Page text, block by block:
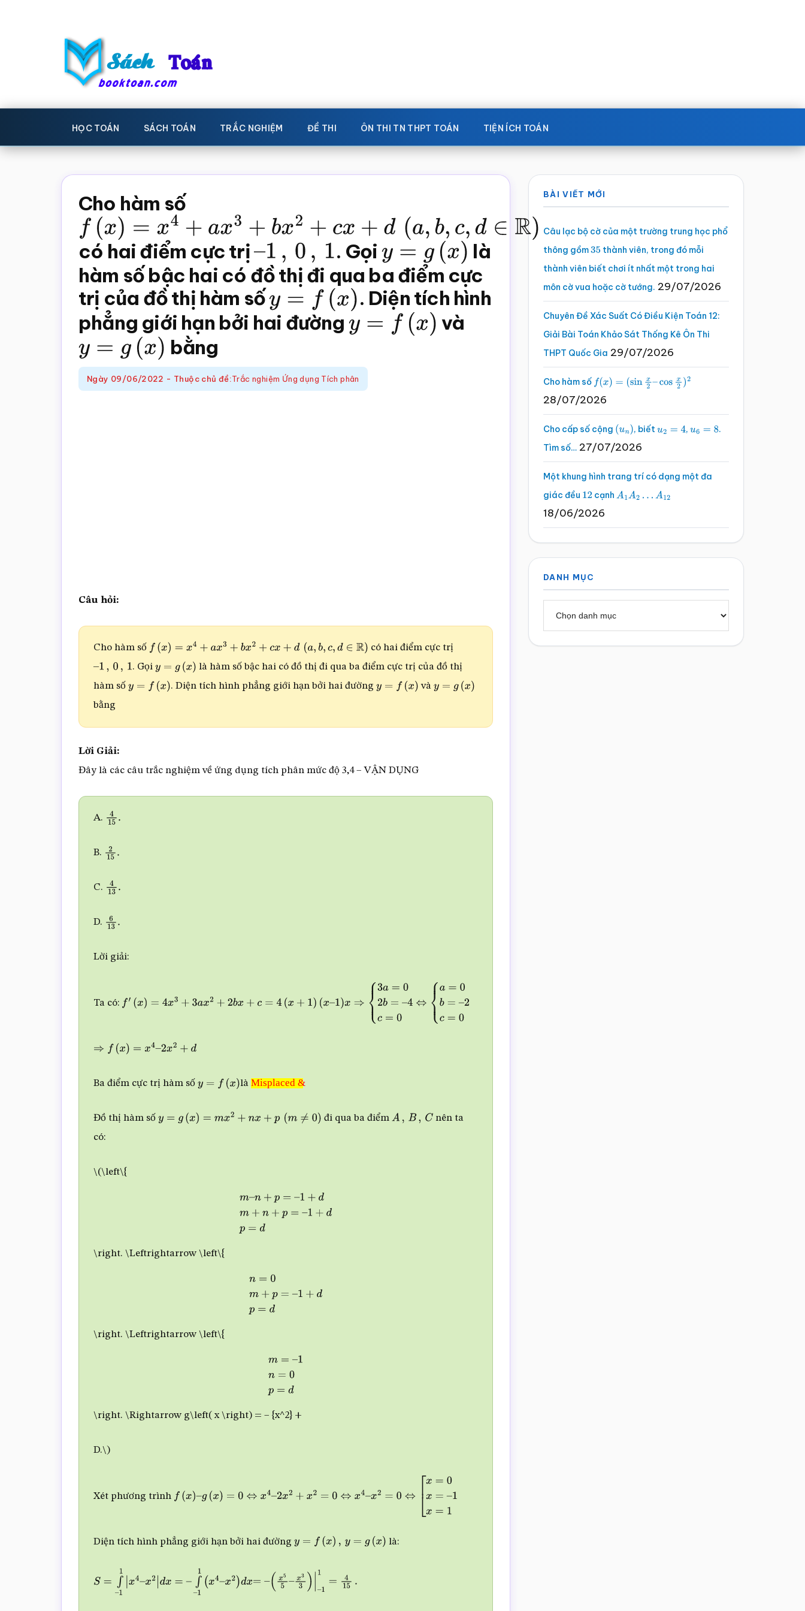
Sách
Toán
-
Học
toán
Học
toán,
toán,
Sách
khoa
Toán,
trắc
nghiệm
Toán
online
HỌC TOÁN SÁCH TOÁN TRẮC NGHIỆM ĐỀ THI ÔN THI TN THPT TOÁN TIỆN ÍCH TOÁN
Cho hàm số
f( x)= x4 +ax3+bx2 +c x+d (a ,b,c,d∈ R)
có hai điểm cực trị–1, 0 ,1 . Gọi y=g (x )
là
hàm số bậc hai có đồ thị đi qua ba điểm cực
trị của đồ thị hàm sốy=f( x)
. Diện tích hình
phẳng giới hạn bởi hai đường y=f( x)
và
y=g (x ) bằng
Ngày 09/06/2022 - Thuộc chủ đề:Trắc nghiệm Ứng dụng Tích phân
Câu hỏi:
Cho hàm số f( x)= x4+a + bx2 c x+d a b,c, d ∈R ) có hai điểm cực trị
1 0 1 . Gọi y =g (x )
là hàm số bậc hai có đồ thị đi qua ba điểm cực trị của đồ thị
hàm số y =f( x . Diện tích hình phẳng giới hạn bởi hai đường y =f( x) và y =g (x )
bằng
Lời Giải:
Đây là các câu trắc nghiệm về ứng dụng tích phân mức độ 3,4 – VẬN DỤNG
A. 415.
B. 215.
C. 413.
D. 613.
Lời giải:
Ta có: f′ x)= 4x3 +3 2 +2bx c =4(x+ 1 )( x–1 )x⇒ 3 =0 2b =–4c =0 ⇔ a= 0b –2 c= 0
⇒f (x )=x4 –2 x2 d
Ba điểm cực trị hàm số y =f( x là Misplaced &
Misplaced
Đồ thị hàm số y =g (x )=mx2 +nx p m≠ 0 đi qua ba điểm A, B ,C
nên ta
có:
\(\left\{
p= –1 + dm+ + = –1
\right. \Leftrightarrow \left\{
=0 m +p
\right. \Leftrightarrow \left\{
=–1 n= p
\right. \Rightarrow g\left( x \right) = – {x^2} +
D.\)
Xét phương trình f( x)–g (x )=0 ⇔ x4 –2x 2+ 2=0 ⇔ x4 x2=0 ⇔[ x= x= –1x= 1
Diện tích hình phẳng giới hạn bởi hai đường y x ,y= g (x là:
S=∫– 11 |x4 x2 dx= –∫– 1( 4– )d x x5 5– 3 |– 1 15.
Sidebar
chính
BÀI VIẾT MỚI
Câu lạc bộ cờ của một trường trung học phổ
thông gồm35 thành viên, trong đó mỗi
thành viên biết chơi ít nhất một trong hai
môn cờ vua hoặc cờ tướng. 29/07/2026
Chuyên Đề Xác Suất Có Điều Kiện Toán 12:
Giải Bài Toán Khảo Sát Thống Kê Ôn Thi
THPT Quốc Gia 29/07/2026
Cho hàm số f(x)=(sinx2 –cosx2 )2
28/07/2026
Cho cấp số cộng (un), biếtu2 =4 , u6 =8
.
Tìm số… 27/07/2026
Một khung hình trang trí có dạng một đa
giác đều 12 cạnh A1A2…A 12
18/06/2026
DANH MỤC